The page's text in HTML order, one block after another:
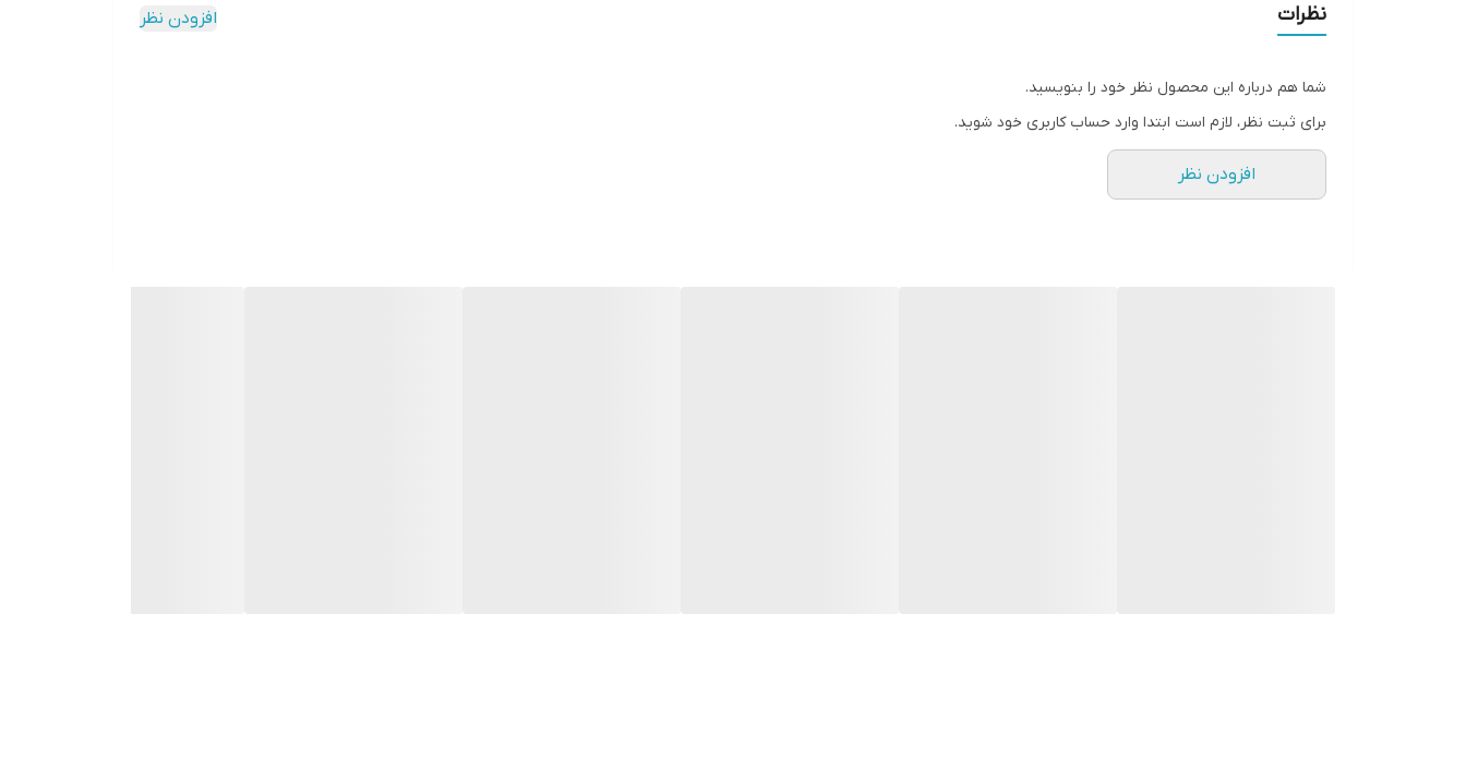
نظرات افزودن نظر
شما هم درباره این محصول نظر خود را بنویسید.
برای ثبت نظر، لازم است ابتدا وارد حساب کاربری خود شوید.
افزودن نظر